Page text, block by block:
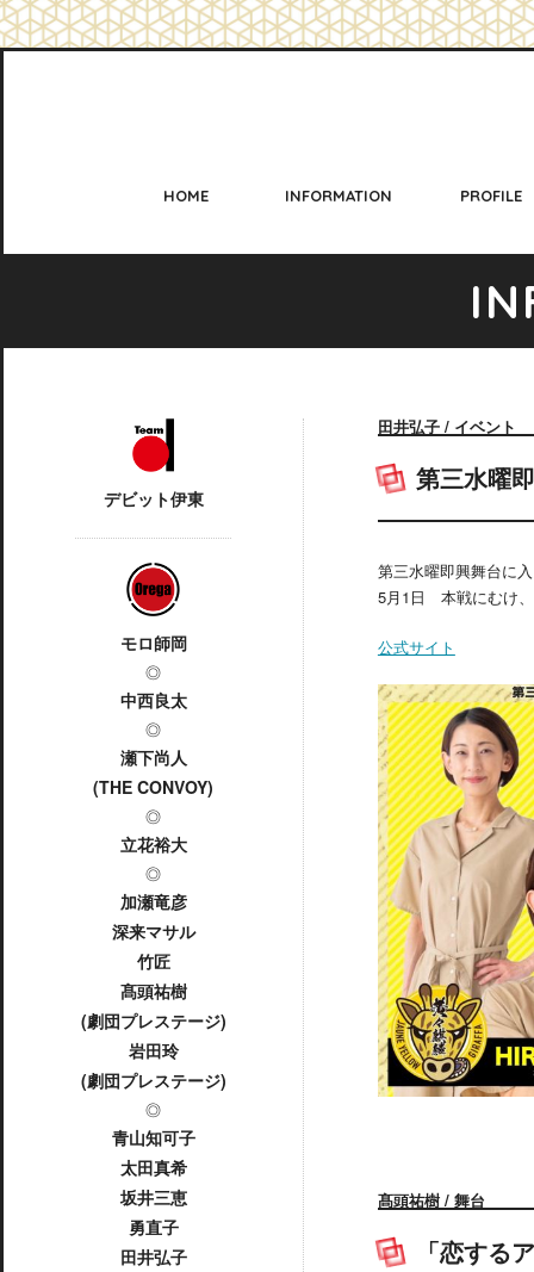
HOME INFORMATION PROFILE
IN
田井弘子 / イベント
第三水曜
第三水曜即興舞台に
5月1日 本戦にむけ
公式サイト
髙頭祐樹 / 舞台
「恋する
デビット伊東
モロ師岡
◎
中西良太
◎
瀬下尚人
(THE CONVOY)
◎
立花裕大
◎
加瀬竜彦
深来マサル
竹匠
髙頭祐樹
(劇団プレステージ)
岩田玲
(劇団プレステージ)
◎
青山知可子
太田真希
坂井三恵
勇直子
田井弘子